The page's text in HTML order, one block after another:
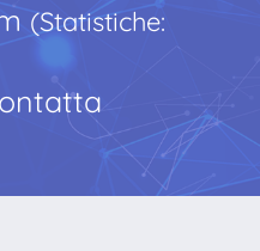
(Statistiche: